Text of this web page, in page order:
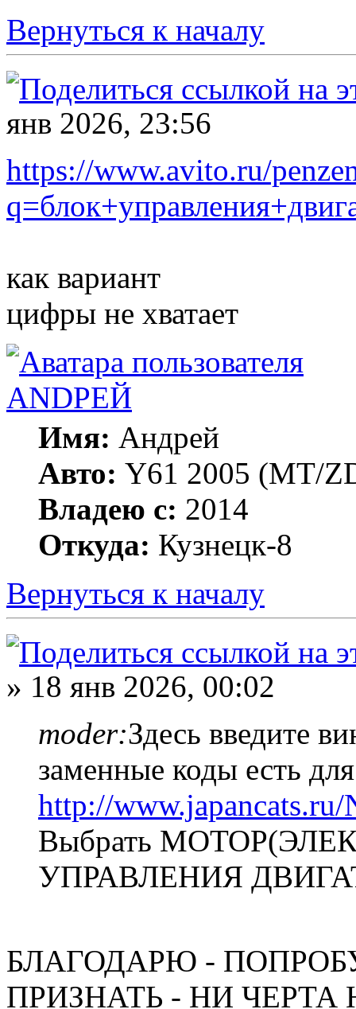
Вернуться к началу
янв 2026, 23:56
https://www.avito.ru/
как вариант
цифры не хватает
ANDРЕЙ
Имя: Андрей
Авто: Y61 2005 (МT/
Владею с: 2014
Откуда: Кузнецк-8
Вернуться к началу
» 18 янв 2026, 00:02
moder:Здесь введите
заменные коды есть
http://www.japancats.ru/
Выбрать
УПРАВЛЕНИЯ
БЛАГОДАРЮ -
ПРИЗНАТЬ - НИ